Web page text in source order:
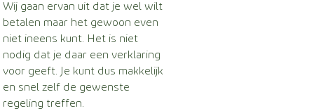
Wij gaan ervan uit dat je wel wilt
betalen maar het gewoon even
niet ineens kunt. Het is niet
nodig dat je daar een verklaring
voor geeft. Je kunt dus makkelijk
en snel zelf de gewenste
regeling treffen.